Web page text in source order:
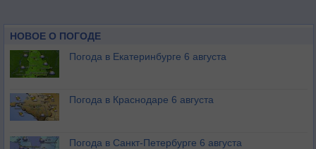
НОВОЕ О ПОГОДЕ
Погода в Екатеринбурге 6 августа
Погода в Краснодаре 6 августа
Погода в Санкт-Петербурге 6 августа